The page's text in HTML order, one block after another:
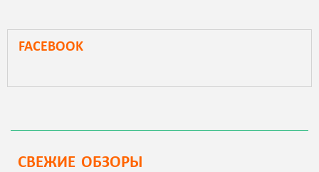
FACEBOOK
СВЕЖИЕ ОБЗОРЫ